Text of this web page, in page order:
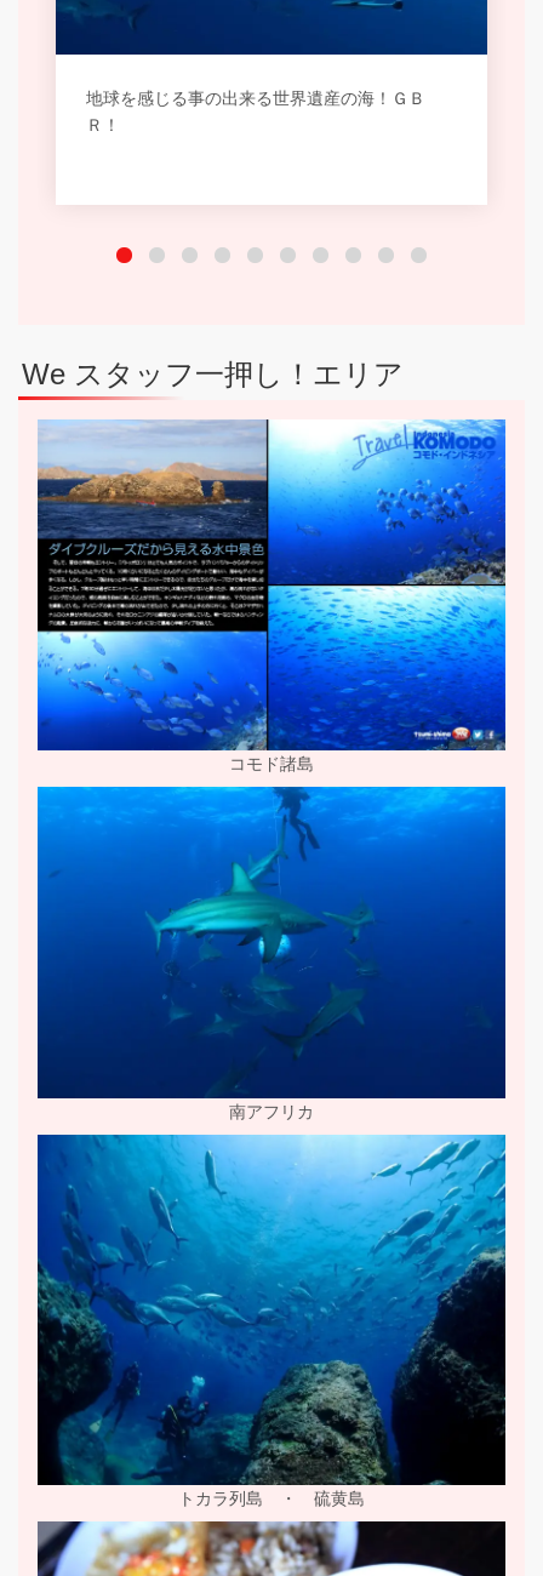
地球を感じる事の出来る世界遺産の海！ＧＢ
Ｒ！
We スタッフ一押し！エリア
コモド諸島
南アフリカ
トカラ列島 ・ 硫黄島